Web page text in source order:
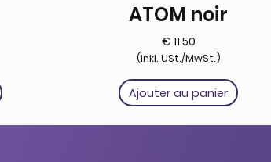
ATOM noir
€ 11.50
(inkl. USt./MwSt.)
Ajouter au panier